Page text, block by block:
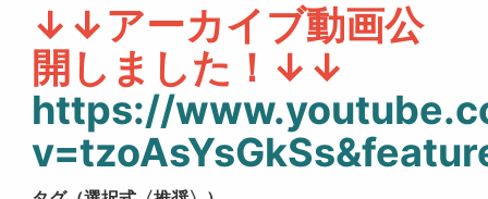
↓↓アーカイブ動画公
開しました！↓↓
https://